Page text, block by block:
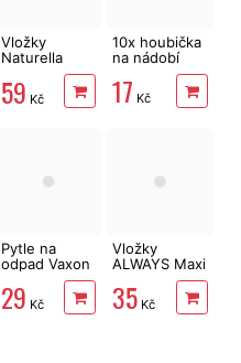
Vložky
Naturella
Ultra Normal
20 ks
59 Kč
10x houbička
na nádobí
17 Kč
Pytle na
odpad Vaxon
60l, 20ks,
13µm, vázací,
fialové,
29 Kč
Vložky
ALWAYS Maxi
Normal 10 ks
35 Kč